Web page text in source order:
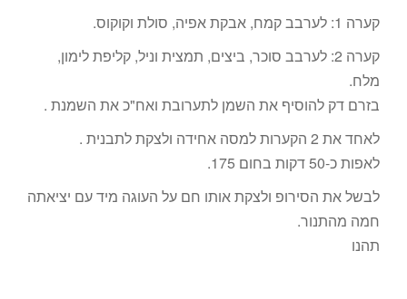
קערה 1: לערבב קמח, אבקת אפיה, סולת וקוקוס.
קערה 2: לערבב סוכר, ביצים, תמצית וניל, קליפת לימון,
מלח.
בזרם דק להוסיף את השמן לתערובת ואח"כ את השמנת .
לאחד את 2 הקערות למסה אחידה ולצקת לתבנית .
לאפות כ-50 דקות בחום 175.
לבשל את הסירופ ולצקת אותו חם על העוגה מיד עם יציאתה
חמה מהתנור.
תהנו